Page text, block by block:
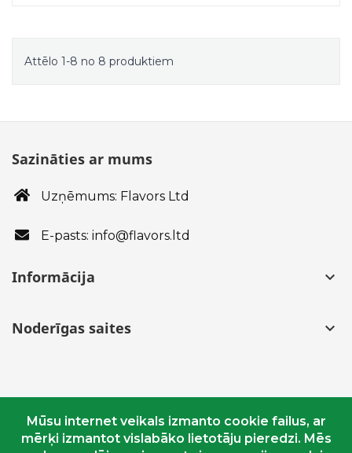
Attēlo 1-8 no 8 produktiem
Sazināties ar mums
Uzņēmums: Flavors Ltd
E-pasts: info@flavors.ltd
Mūsu internet veikals izmanto cookie failus, ar
mērķi izmantot vislabāko lietotāju pieredzi. Mēs
Informācija keyboard_arrow_down
Noderīgas saites keyboard_arrow_down
© Copyright 2018 - 2020 flavors.ltd. Visas tiesības